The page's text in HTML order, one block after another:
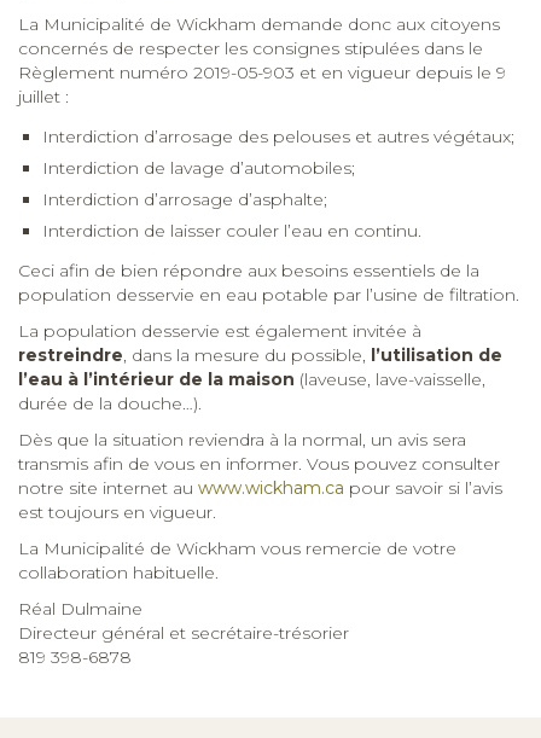
La Municipalité de Wickham demande donc aux citoyens
concernés de respecter les consignes stipulées dans le
Règlement numéro 2019-05-903 et en vigueur depuis le 9
juillet :
Interdiction d’arrosage des pelouses et autres végétaux;
Interdiction de lavage d’automobiles;
Interdiction d’arrosage d’asphalte;
Interdiction de laisser couler l’eau en continu.
Ceci afin de bien répondre aux besoins essentiels de la
population desservie en eau potable par l’usine de filtration.
La population desservie est également invitée à
restreindre, dans la mesure du possible, l’utilisation de
l’eau à l’intérieur de la maison (laveuse, lave-vaisselle,
durée de la douche…).
Dès que la situation reviendra à la normal, un avis sera
transmis afin de vous en informer. Vous pouvez consulter
notre site internet au www.wickham.ca pour savoir si l’avis
est toujours en vigueur.
La Municipalité de Wickham vous remercie de votre
collaboration habituelle.
Réal Dulmaine
Directeur général et secrétaire-trésorier
819 398-6878